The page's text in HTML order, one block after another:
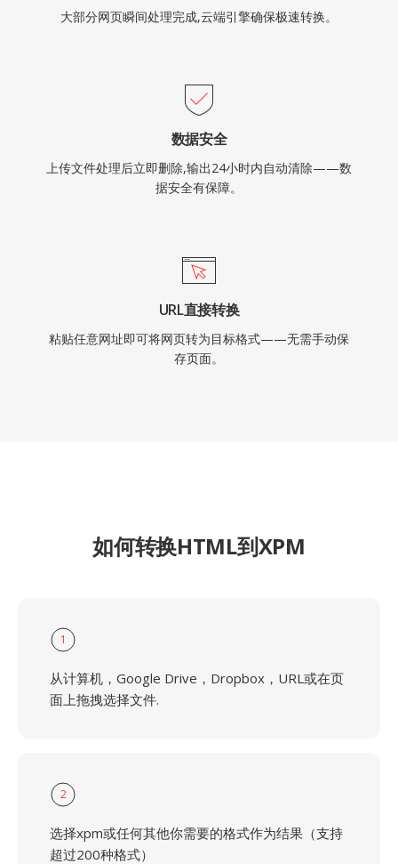
大部分网页瞬间处理完成,云端引擎确保极速转换。
数据安全
上传文件处理后立即删除,输出24小时内自动清除——数
据安全有保障。
URL直接转换
粘贴任意网址即可将网页转为目标格式——无需手动保
存页面。
如何转换HTML到XPM
1
从计算机，Google Drive，Dropbox，URL或在页
面上拖拽选择文件.
2
选择xpm或任何其他你需要的格式作为结果（支持
超过200种格式）